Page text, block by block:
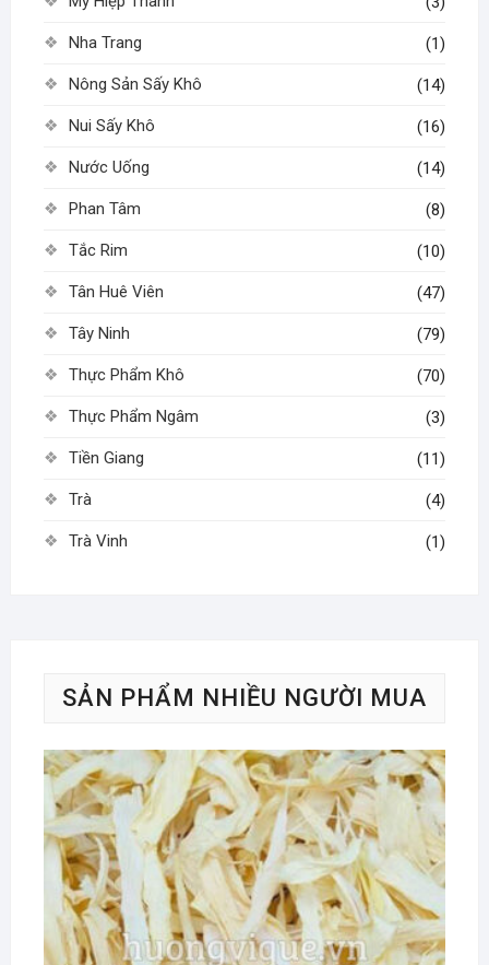
Nha Trang (1)
Nông Sản Sấy Khô (14)
Nui Sấy Khô (16)
Nước Uống (14)
Phan Tâm (8)
Tắc Rim (10)
Tân Huê Viên (47)
Tây Ninh (79)
Thực Phẩm Khô (70)
Thực Phẩm Ngâm (3)
Tiền Giang (11)
Trà (4)
Trà Vinh (1)
SẢN PHẨM NHIỀU NGƯỜI MUA